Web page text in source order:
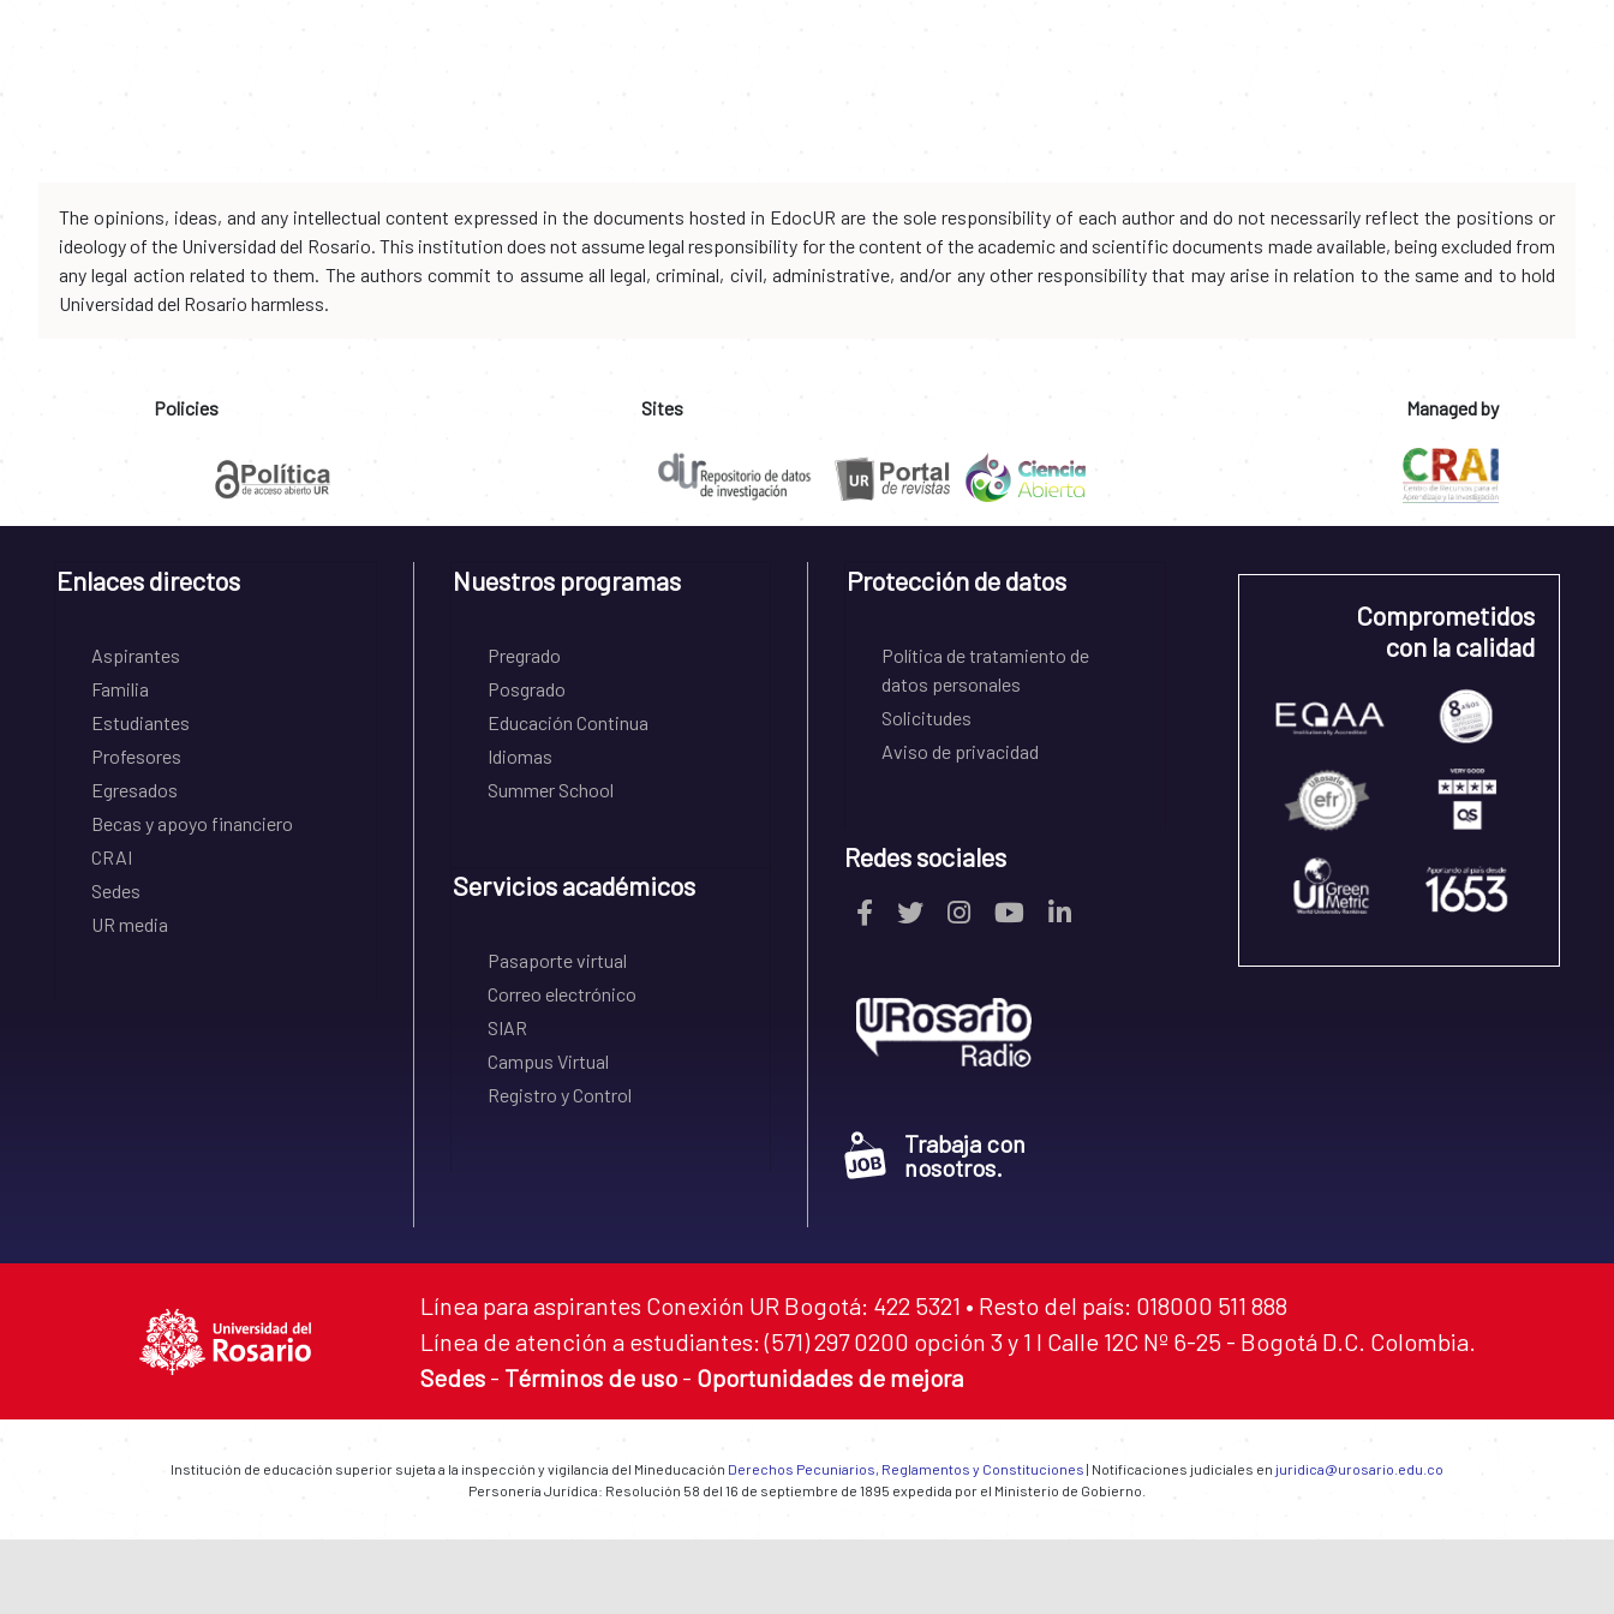
The opinions, ideas, and any intellectual content expressed in the documents hosted in EdocUR are the sole responsibility of each author and do not necessarily reflect the positions or
ideology of the Universidad del Rosario. This institution does not assume legal responsibility for the content of the academic and scientific documents made available, being excluded from
any legal action related to them. The authors commit to assume all legal, criminal, civil, administrative, and/or any other responsibility that may arise in relation to the same and to hold
Universidad del Rosario harmless.
Policies Sites Managed by
Enlaces directos
Aspirantes
Familia
Estudiantes
Profesores
Egresados
Becas y apoyo financiero
CRAI
Sedes
UR media
Nuestros programas
Pregrado
Posgrado
Educación Continua
Idiomas
Summer School
Servicios académicos
Pasaporte virtual
Correo electrónico
SIAR
Campus Virtual
Registro y Control
Protección de datos
Política de tratamiento de
datos personales
Solicitudes
Aviso de privacidad
Redes sociales
Trabaja con
nosotros.
Comprometidos
con la calidad
Línea para aspirantes Conexión UR Bogotá: 422 5321 • Resto del país: 018000 511 888
Línea de atención a estudiantes: (571) 297 0200 opción 3 y 1 I Calle 12C Nº 6-25 - Bogotá D.C. Colombia.
Sedes - Términos de uso - Oportunidades de mejora
Institución de educación superior sujeta a la inspección y vigilancia del Mineducación Derechos Pecuniarios, Reglamentos y Constituciones | Notificaciones judiciales en juridica@urosario.edu.co
Personería Jurídica: Resolución 58 del 16 de septiembre de 1895 expedida por el Ministerio de Gobierno.